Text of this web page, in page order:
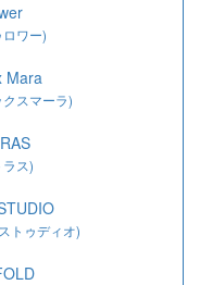
ロワー)
Mara
クスマーラ)
ス)
トゥディオ)